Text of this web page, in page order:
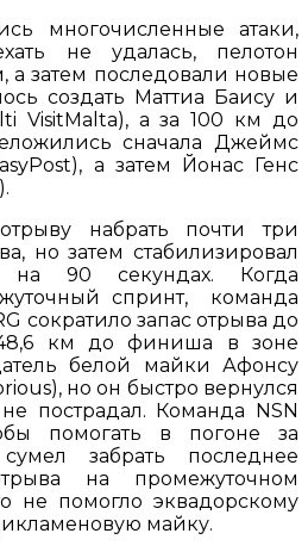
многочисленные атаки,
не удалась, пелотон
а затем последовали новые
создать Маттиа Баису и
VisitMalta), а за 100 км до
сначала Джеймс
а затем Йонас Генс
набрать почти три
но затем стабилизировал
на 90 секундах. Когда
спринт, команда
сократило запас отрыва до
км до финиша в зоне
белой майки Афонсу
но он быстро вернулся
пострадал. Команда NSN
помогать в погоне за
забрать последнее
на промежуточном
не помогло эквадорскому
майку.